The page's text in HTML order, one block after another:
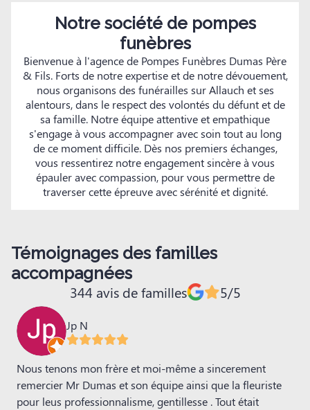
Notre société de pompes
funèbres
Bienvenue à l'agence de Pompes Funèbres Dumas Père
& Fils. Forts de notre expertise et de notre dévouement,
nous organisons des funérailles sur Allauch et ses
alentours, dans le respect des volontés du défunt et de
sa famille. Notre équipe attentive et empathique
s'engage à vous accompagner avec soin tout au long
de ce moment difficile. Dès nos premiers échanges,
vous ressentirez notre engagement sincère à vous
épauler avec compassion, pour vous permettre de
traverser cette épreuve avec sérénité et dignité.
Témoignages des familles
accompagnées
344 avis de familles 5/5
Jp N
Nous tenons mon frère et moi-même a sincerement
remercier Mr Dumas et son équipe ainsi que la fleuriste
pour leus professionnalisme, gentillesse . Tout était